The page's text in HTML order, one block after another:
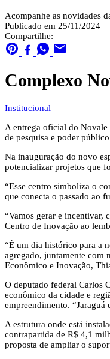
Acompanhe as novidades
Publicado em 25/11/2024
Compartilhe:
Complexo
Institucional
A entrega oficial do
de pesquisa e poder
Na inauguração do novo
potencializar projetos que
“Esse centro simboliza o
que conecta o passado ao
“Vamos gerar e incentivar,
Centro de Inovação ao
“É um dia histórico para a
agregado, juntamente com
Econômico e Inovação,
O deputado federal Carlos
econômico da cidade e
empreendimento. “Jaraguá
A estrutura onde está
contrapartida de R$ 4,1
proposta de ampliar o